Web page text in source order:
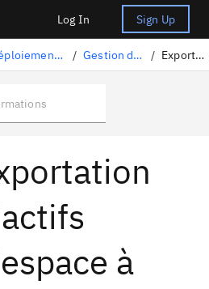
Log In Sign Up
Déploiement d'actifs d'intelligence artificielle / Gestion des espaces de déploiement / Exportation d'actifs d'espace
à